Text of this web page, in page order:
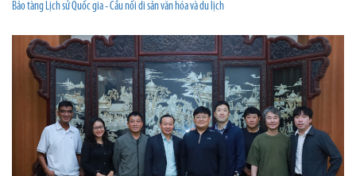
Bảo tàng Lịch sử Quốc gia - Cầu nối di sản văn hóa và du lịch